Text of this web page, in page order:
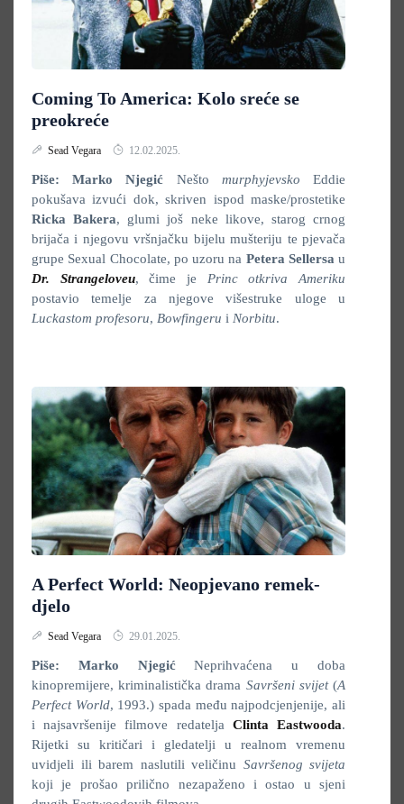
Coming To America: Kolo sreće se
preokreće
Sead Vegara 12.02.2025.
Piše: Marko Njegić Nešto murphyjevsko Eddie
pokušava izvući dok, skriven ispod maske/prostetike
Ricka Bakera, glumi još neke likove, starog crnog
brijača i njegovu vršnjačku bijelu mušteriju te pjevača
grupe Sexual Chocolate, po uzoru na Petera Sellersa u
Dr. Strangeloveu, čime je Princ otkriva Ameriku
postavio temelje za njegove višestruke uloge u
Luckastom profesoru, Bowfingeru i Norbitu.
A Perfect World: Neopjevano remek-
djelo
Sead Vegara 29.01.2025.
Piše: Marko Njegić Neprihvaćena u doba
kinopremijere, kriminalistička drama Savršeni svijet(A
Perfect World, 1993.) spada među najpodcjenjenije, ali
i najsavršenije filmove redatelja Clinta Eastwooda.
Rijetki su kritičari i gledatelji u realnom vremenu
uvidjeli ili barem naslutili veličinu Savršenog svijeta
koji je prošao prilično nezapaženo i ostao u sjeni